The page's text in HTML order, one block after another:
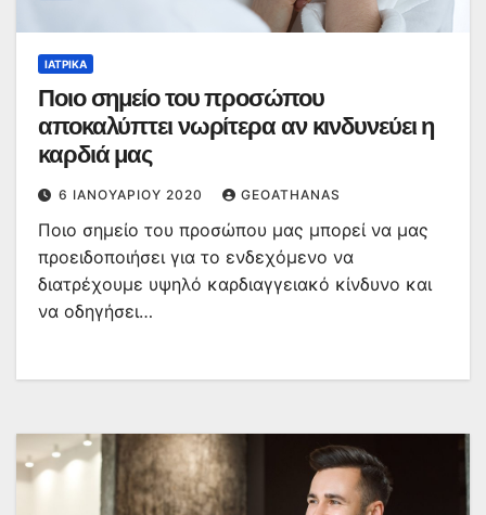
ΙΑΤΡΙΚΆ
Ποιο σημείο του προσώπου
αποκαλύπτει νωρίτερα αν κινδυνεύει η
καρδιά μας
6 ΙΑΝΟΥΑΡΊΟΥ 2020 GEOATHANAS
Ποιο σημείο του προσώπου μας μπορεί να μας
προειδοποιήσει για το ενδεχόμενο να
διατρέχουμε υψηλό καρδιαγγειακό κίνδυνο και
να οδηγήσει…